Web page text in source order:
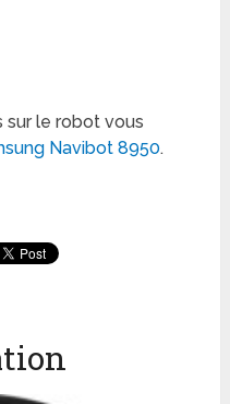
sur le robot vous
Navibot 8950.